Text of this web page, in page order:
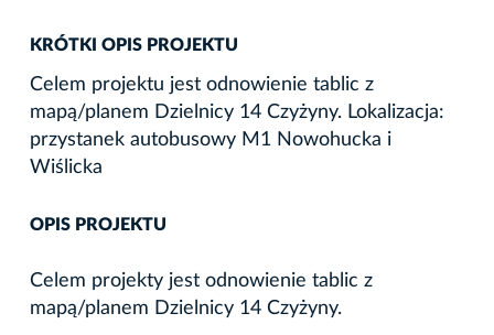
KRÓTKI OPIS PROJEKTU
Celem projektu jest odnowienie tablic z
mapą/planem Dzielnicy 14 Czyżyny. Lokalizacja:
przystanek autobusowy M1 Nowohucka i
Wiślicka
OPIS PROJEKTU
Celem projekty jest odnowienie tablic z
mapą/planem Dzielnicy 14 Czyżyny.